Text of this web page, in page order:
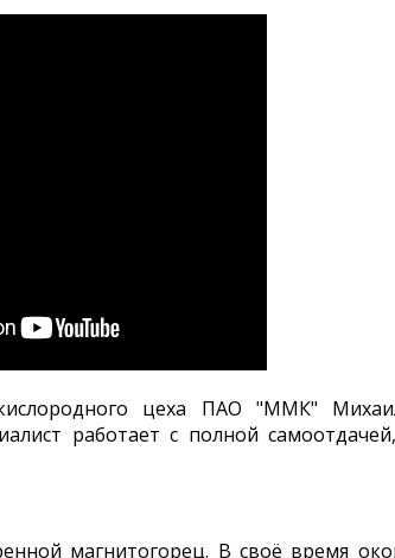
цеха ПАО "ММК"
работает с полной
магнитогорец. В своё время